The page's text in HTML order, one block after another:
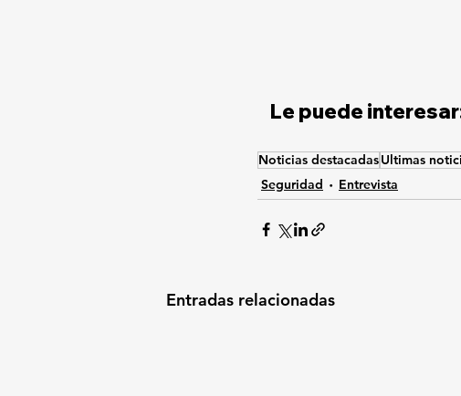
Le puede
Noticias destacadasUltimas
Seguridad
Entrevista
Entradas relacionadas